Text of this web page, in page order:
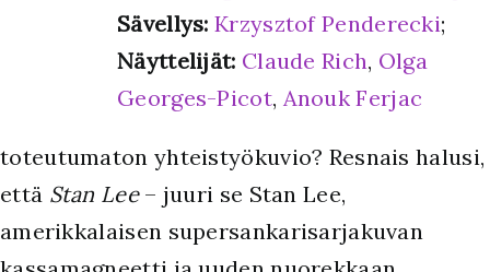
Sävellys: Krzysztof Penderecki;
Näyttelijät: Claude Rich, Olga
Georges-Picot, Anouk Ferjac
toteutumaton yhteistyökuvio? Resnais halusi,
että Stan Lee– juuri se Stan Lee,
amerikkalaisen supersankarisarjakuvan